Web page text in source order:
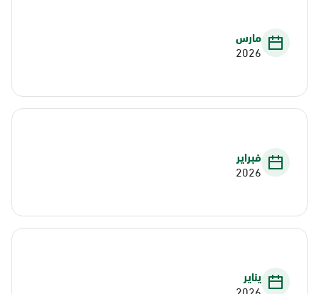
مارس
2026
فبراير
2026
يناير